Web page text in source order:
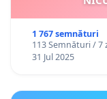
1 767 semnături
113 Semnături / 7
31 Jul 2025